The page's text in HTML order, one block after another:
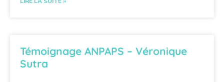
Témoignage ANPAPS – Véronique
Sutra